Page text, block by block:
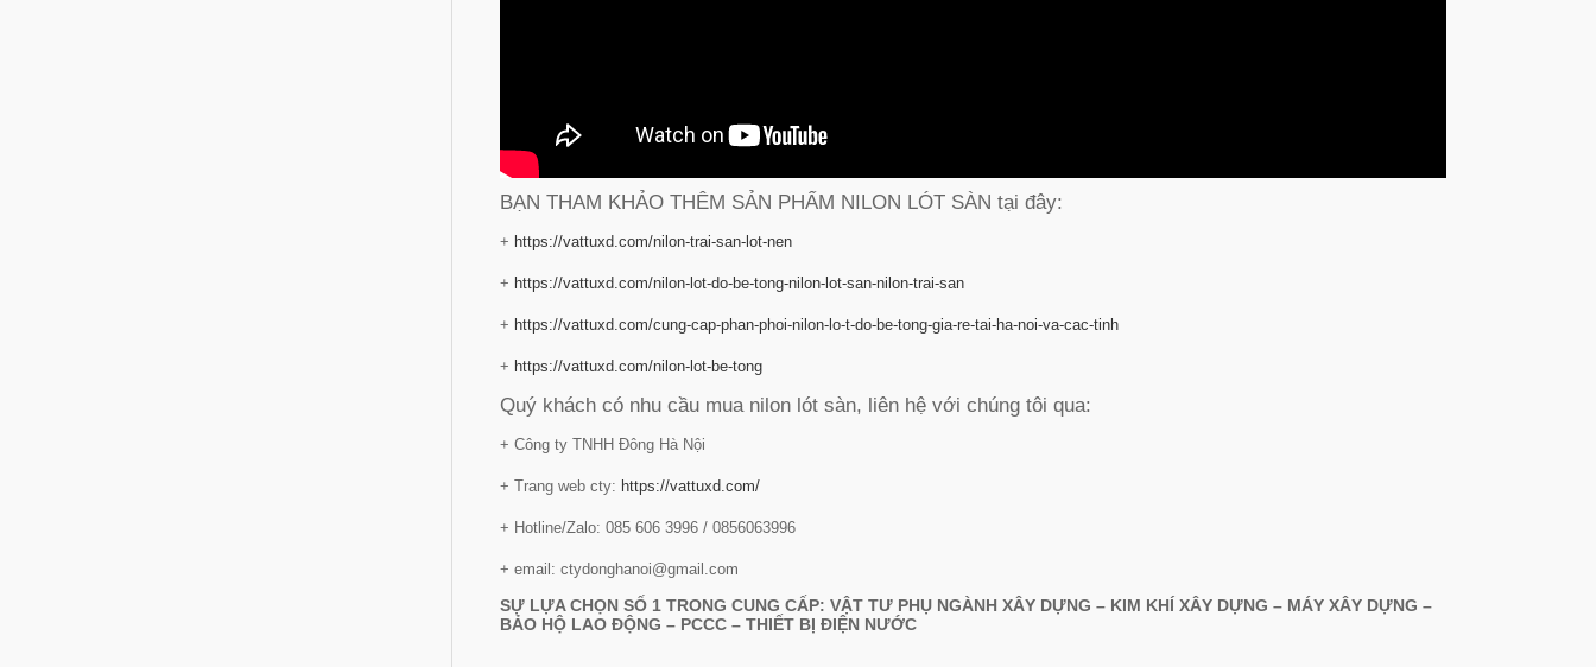
BẠN THAM KHẢO THÊM SẢN PHẨM NILON LÓT SÀN tại đây:
+ https://vattuxd.com/nilon-trai-san-lot-nen
+ https://vattuxd.com/nilon-lot-do-be-tong-nilon-lot-san-nilon-trai-san
+ https://vattuxd.com/cung-cap-phan-phoi-nilon-lo-t-do-be-tong-gia-re-tai-ha-noi-va-cac-tinh
+ https://vattuxd.com/nilon-lot-be-tong
Quý khách có nhu cầu mua nilon lót sàn, liên hệ với chúng tôi qua:
+ Công ty TNHH Đông Hà Nội
+ Trang web cty: https://vattuxd.com/
+ Hotline/Zalo: 085 606 3996 / 0856063996
+ email: ctydonghanoi@gmail.com
SỰ LỰA CHỌN SỐ 1 TRONG CUNG CẤP: VẬT TƯ PHỤ NGÀNH XÂY DỰNG – KIM KHÍ XÂY DỰNG – MÁY XÂY DỰNG –
BẢO HỘ LAO ĐỘNG – PCCC – THIẾT BỊ ĐIỆN NƯỚC